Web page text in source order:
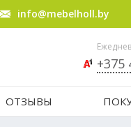
info@mebelholl.by
+375
ОТЗЫВЫ